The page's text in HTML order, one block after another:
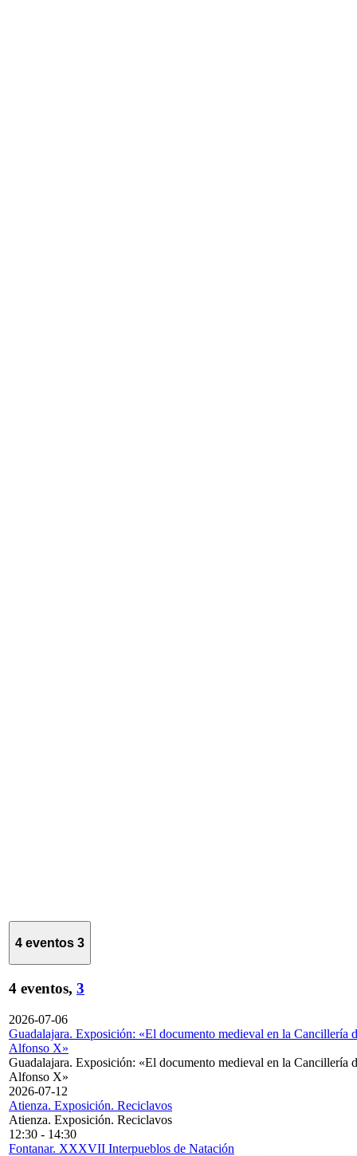
4 eventos 3
4 eventos, 3
2026-07-06
Guadalajara. Exposición: «El documento medieval en la Cancillería
Alfonso X»
Guadalajara. Exposición: «El documento medieval en la Cancillería
Alfonso X»
2026-07-12
Atienza. Exposición. Reciclavos
Atienza. Exposición. Reciclavos
12:30 - 14:30
Fontanar. XXXVII Interpueblos de Natación